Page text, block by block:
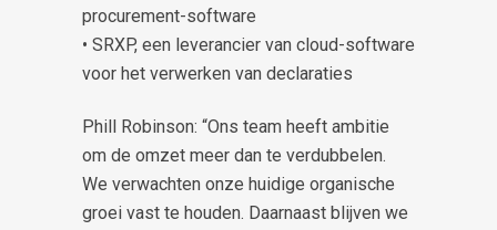
procurement-software
• SRXP, een leverancier van cloud-software
voor het verwerken van declaraties
Phill Robinson: “Ons team heeft ambitie
om de omzet meer dan te verdubbelen.
We verwachten onze huidige organische
groei vast te houden. Daarnaast blijven we